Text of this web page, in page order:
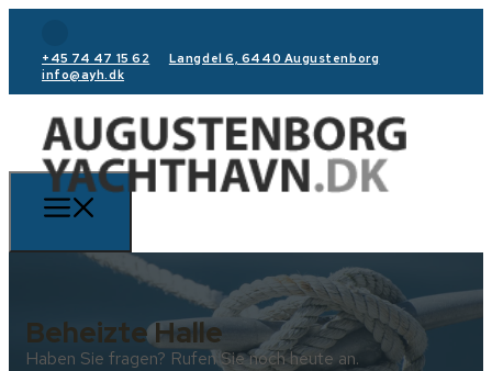
+45 74 47 15 62
Langdel 6, 6440 Augustenborg
info@ayh.dk
Beheizte Halle
Haben Sie fragen? Rufen Sie noch heute an.